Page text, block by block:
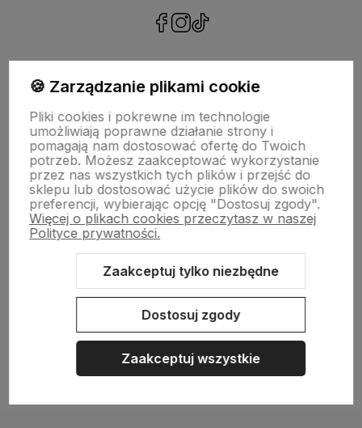
NASZA SELEKCJA
POMOC
KONTO
Sklep internetowy Shoper.pl Szablon Shoper Modern 3.0™
GrowCommerce
🍪 Zarządzanie plikami cookie
Pliki cookies i pokrewne im technologie
umożliwiają poprawne działanie strony i
pomagają nam dostosować ofertę do Twoich
potrzeb. Możesz zaakceptować wykorzystanie
przez nas wszystkich tych plików i przejść do
sklepu lub dostosować użycie plików do swoich
preferencji, wybierając opcję "Dostosuj zgody".
Więcej o plikach cookies przeczytasz w naszej
Polityce prywatności.
Zaakceptuj tylko niezbędne
Dostosuj zgody
Zaakceptuj wszystkie